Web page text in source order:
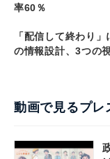
率60％
「配信して終わり
の情報設計、3つの
動画で見るプレ